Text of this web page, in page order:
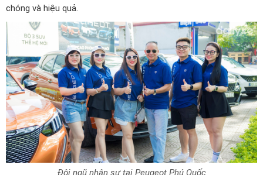
Đội ngũ nhân sự tại Peugeot Phú Quốc
Đội ngũ kỹ thuật viên luôn được đại lý chú trọng và quan tâm,